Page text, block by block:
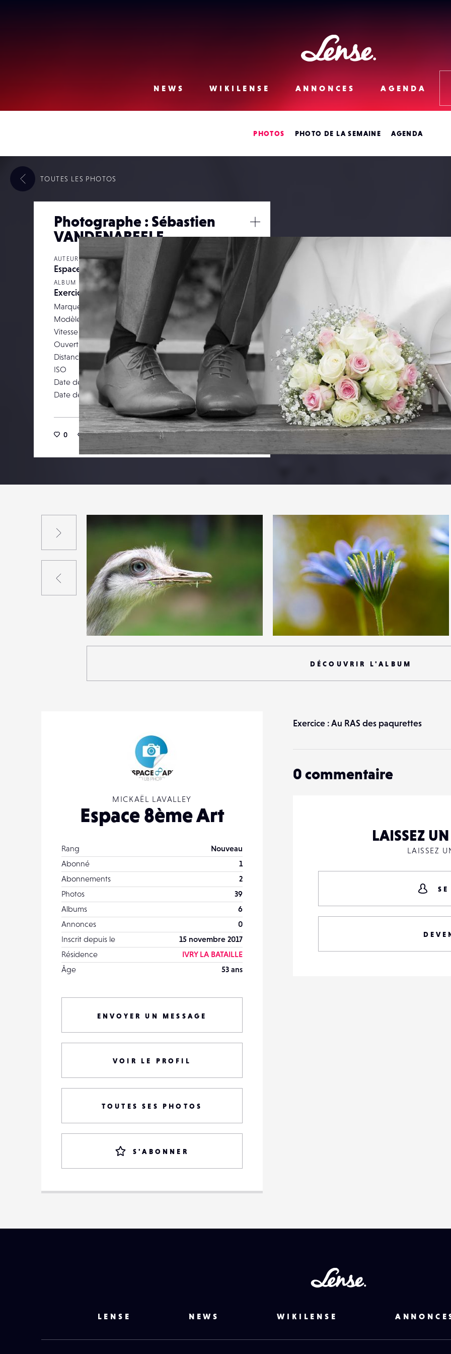
Lense
NEWS WIKILENSE ANNONCES AGENDA
PHOTOS PHOTO DE LA SEMAINE AGENDA
Photographe : Sébastien
VANDENABEELE
AUTEUR
Espace8emeart
ALBUM
Exercice CLUB
Marque
Canon
Modèle
Canon EOS 5D Mark III
Vitesse d’obturation
1/200
Ouverture
4.5
Distance focale
70 mm
ISO
100
Date de prise de vue
09 septembre 2017
Date de publication
29 janvier 2018
0 24 0
TOUTES LES PHOTOS
0
19 20
Précédent
DÉCOUVRIR L'ALBUM
MICKAËL LAVALLEY
Espace 8ème Art
Rang
Nouveau
Abonné
1
Abonnements
2
Photos
39
Albums
6
Annonces
0
Inscrit depuis le
15 novembre 2017
Résidence
IVRY LA BATAILLE
Âge
53 ans
ENVOYER UN MESSAGE
VOIR LE PROFIL
TOUTES SES PHOTOS
S'ABONNER
Exercice : Au RAS des paqurettes
0 commentaire
LAISSEZ
LAISSEZ
LENSE NEWS WIKILENSE